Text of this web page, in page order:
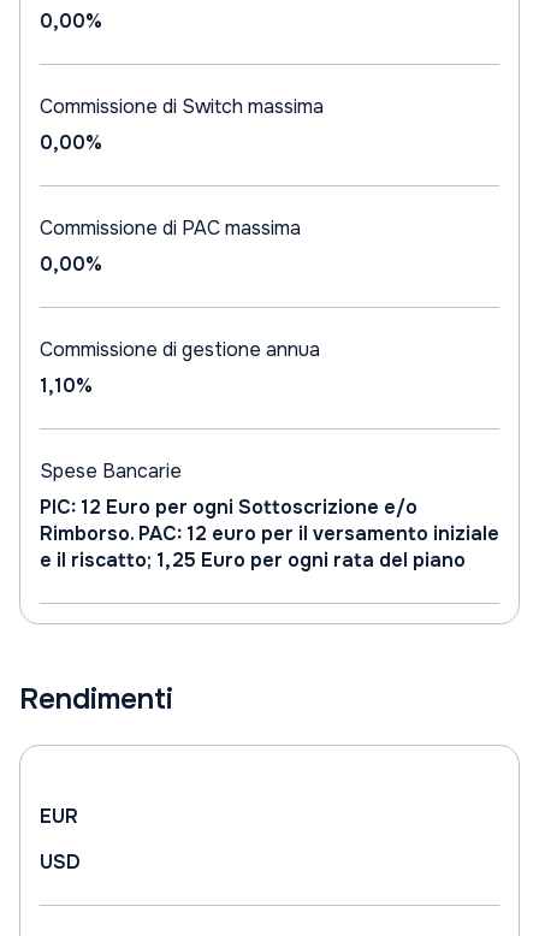
0,00%
Commissione di Switch massima
0,00%
Commissione di PAC massima
0,00%
Commissione di gestione annua
1,10%
Spese Bancarie
PIC: 12 Euro per ogni Sottoscrizione e/o
Rimborso. PAC: 12 euro per il versamento iniziale
e il riscatto; 1,25 Euro per ogni rata del piano
Rendimenti
EUR
USD